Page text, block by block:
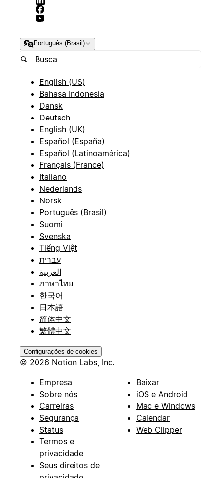
Português (Brasil)
English (US)
Bahasa Indonesia
Dansk
Deutsch
English (UK)
Español (España)
Español (Latinoamérica)
Français (France)
Italiano
Nederlands
Norsk
Português (Brasil)
Suomi
Svenska
Tiếng Việt
עברית
العربية
ภาษาไทย
한국어
日本語
简体中文
繁體中文
Configurações de cookies
© 2026 Notion Labs, Inc.
Empresa
Sobre nós
Carreiras
Segurança
Status
Termos e
privacidade
Seus direitos de
Baixar
iOS e Android
Mac e Windows
Calendar
Web Clipper